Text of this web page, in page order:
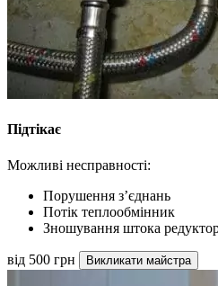
Підтікає
Можливі несправності:
Порушення з’єднань
Потік теплообмінник
Зношування штока
від 500 грн Викликати майстра